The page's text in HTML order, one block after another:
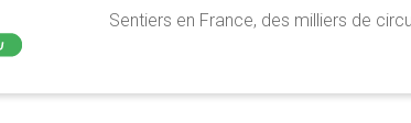
Sentiers en France, des milliers de